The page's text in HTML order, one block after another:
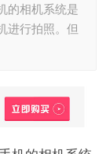
的相机系统是
进行拍照。但